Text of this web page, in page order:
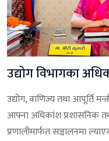
उद्योग विभागका
उद्योग, वाणिज्य तथा आपूर्ति
आफ्ना अधिकांश प्रशासनिक
प्रणालीमार्फत सञ्चालनमा